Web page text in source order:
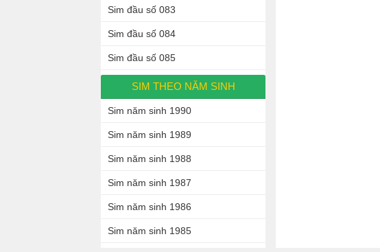
Sim đầu số 083
Sim đầu số 084
Sim đầu số 085
SIM THEO NĂM SINH
Sim năm sinh 1990
Sim năm sinh 1989
Sim năm sinh 1988
Sim năm sinh 1987
Sim năm sinh 1986
Sim năm sinh 1985